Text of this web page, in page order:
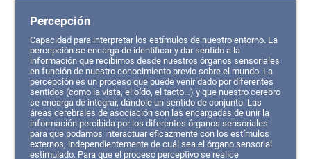
Percepción
Capacidad para interpretar los estímulos de nuestro entorno. La
percepción se encarga de identificar y dar sentido a la
información que recibimos desde nuestros órganos sensoriales
en función de nuestro conocimiento previo sobre el mundo. La
percepción es un proceso que puede venir dado por diferentes
sentidos (como la vista, el oído, el tacto…) y que nuestro cerebro
se encarga de integrar, dándole un sentido de conjunto. Las
áreas cerebrales de asociación son las encargadas de unir la
información percibida por los diferentes órganos sensoriales
para que podamos interactuar eficazmente con los estímulos
externos, independientemente de cuál sea el órgano sensorial
estimulado. Para que el proceso perceptivo se realice